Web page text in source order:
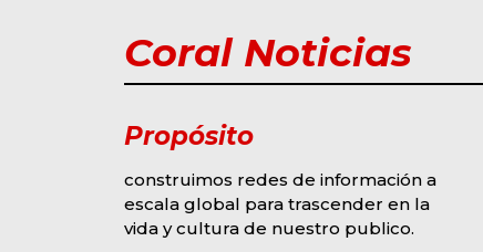
Coral Noticias
Propósito
construimos redes de información a
escala global para trascender en la
vida y cultura de nuestro publico.